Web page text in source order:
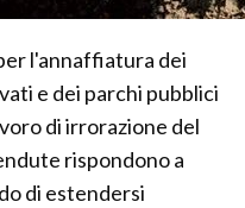
l'annaffiatura dei
e dei parchi pubblici
di irrorazione del
rispondono a
di estendersi